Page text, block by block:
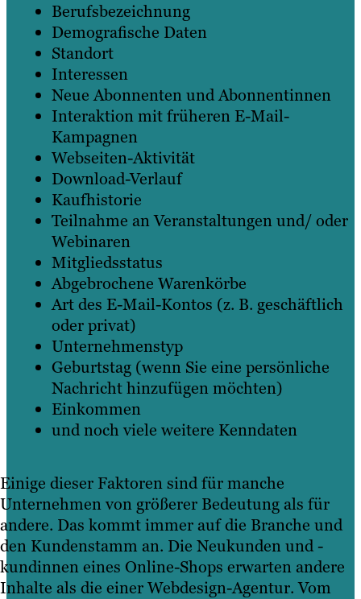
Berufsbezeichnung
Demografische Daten
Standort
Interessen
Neue Abonnenten und Abonnentinnen
Interaktion mit früheren E-Mail-
Kampagnen
Webseiten-Aktivität
Download-Verlauf
Kaufhistorie
Teilnahme an Veranstaltungen und/ oder
Webinaren
Mitgliedsstatus
Abgebrochene Warenkörbe
Art des E-Mail-Kontos (z. B. geschäftlich
oder privat)
Unternehmenstyp
Geburtstag (wenn Sie eine persönliche
Nachricht hinzufügen möchten)
Einkommen
und noch viele weitere Kenndaten
Einige dieser Faktoren sind für manche
Unternehmen von größerer Bedeutung als für
andere. Das kommt immer auf die Branche und
den Kundenstamm an. Die Neukunden und -
kundinnen eines Online-Shops erwarten andere
Inhalte als die einer Webdesign-Agentur. Vom